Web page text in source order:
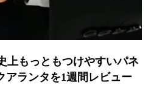
上もっともつけやすいパネ
ランタを1週間レビュー